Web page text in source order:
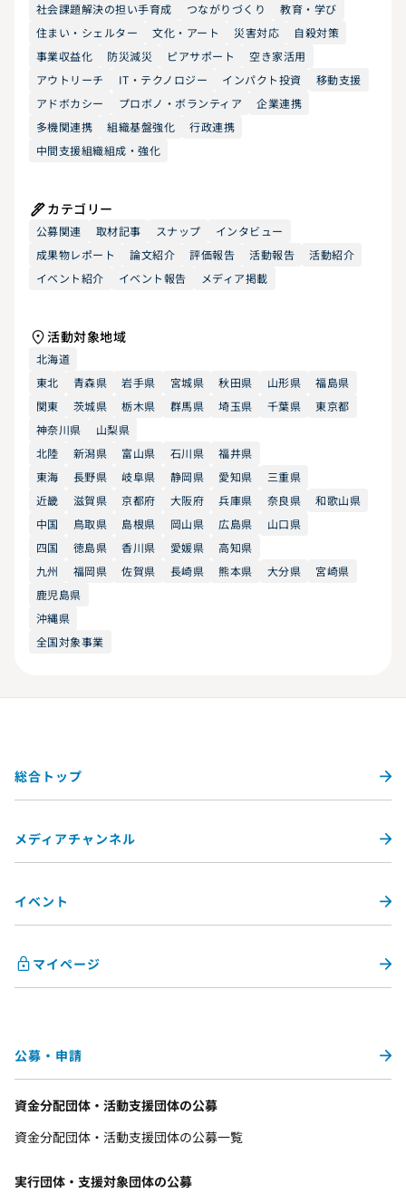
社会課題解決の担い手育成
つながりづくり
教育・学び
住まい・シェルター
文化・アート 災害対応
自殺対策
事業収益化
防災減災 ピアサポート
空き家活用
アウトリーチ
IT・テクノロジー インパクト投資
移動支援
アドボカシー
プロボノ・ボランティア
企業連携
多機関連携
組織基盤強化
行政連携
中間支援組織組成・強化
カテゴリー
公募関連 取材記事 スナップ
インタビュー
成果物レポート
論文紹介 評価報告 活動報告
活動紹介
イベント紹介
イベント報告 メディア掲載
活動対象地域
北海道
東北
青森県 岩手県 宮城県 秋田県 山形県
福島県
関東
茨城県 栃木県 群馬県 埼玉県 千葉県
東京都
神奈川県
山梨県
北陸
新潟県 富山県 石川県
福井県
東海
長野県 岐阜県 静岡県 愛知県
三重県
近畿
滋賀県 京都府 大阪府 兵庫県 奈良県
和歌山県
中国
鳥取県 島根県 岡山県 広島県
山口県
四国
徳島県 香川県 愛媛県
高知県
九州
福岡県 佐賀県 長崎県 熊本県 大分県
宮崎県
鹿児島県
沖縄県
全国対象事業
総合トップ
メディアチャンネル
イベント
マイページ
公募・申請
資金分配団体・活動支援団体の公募
資金分配団体・活動支援団体の公募一覧
実行団体・支援対象団体の公募